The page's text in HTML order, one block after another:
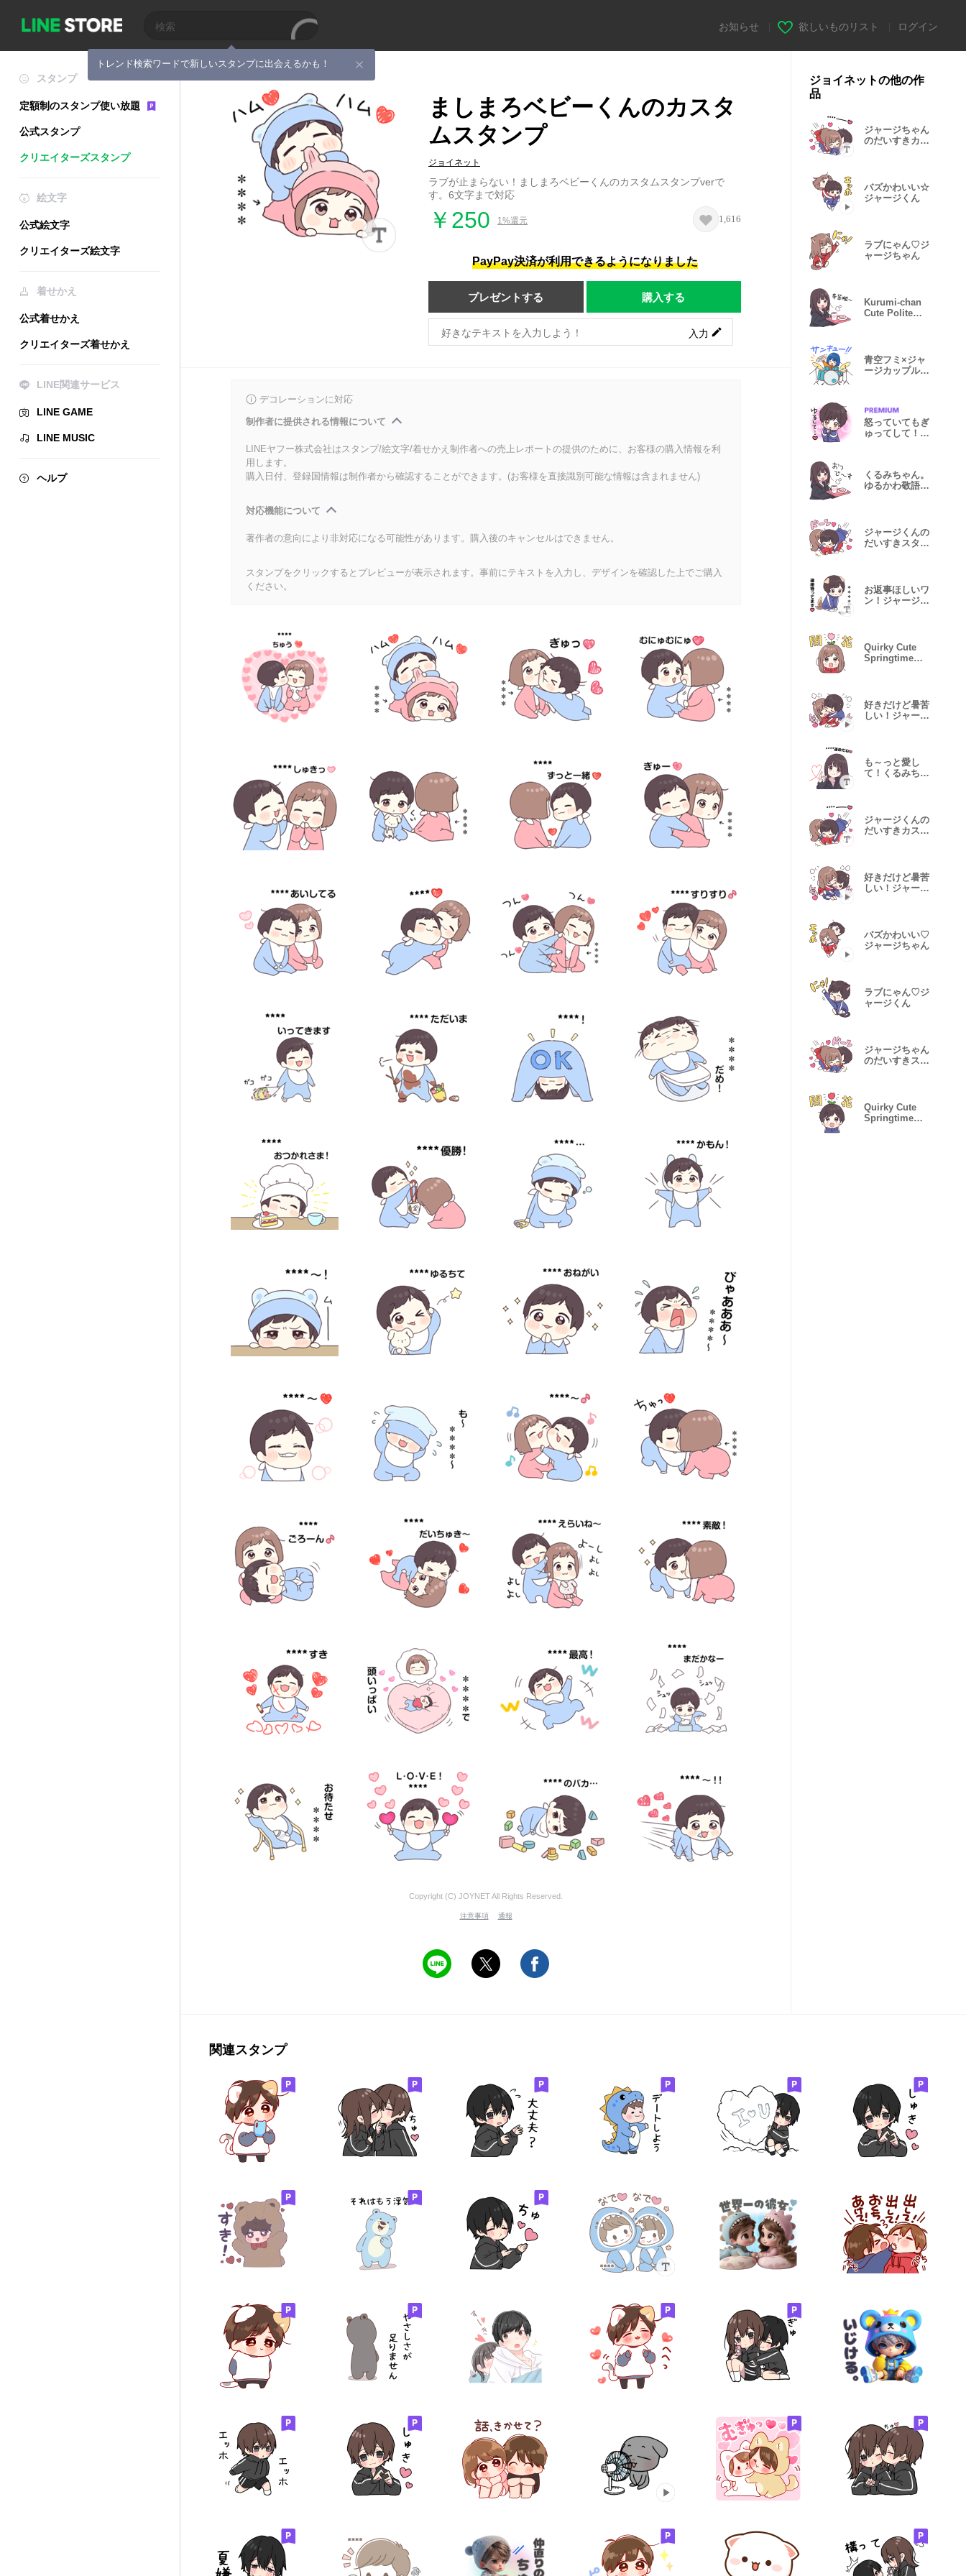
トレンド検索ワードで新しいスタンプに出会えるかも！
お知らせ 欲しいものリスト ログイン
スタンプ
定額制のスタンプ使い放題
公式スタンプ
クリエイターズスタンプ
絵文字
公式絵文字
クリエイターズ絵文字
着せかえ
公式着せかえ
クリエイターズ着せかえ
LINE関連サービス
LINE GAME
LINE MUSIC
ヘルプ
ましまろベビーくんのカスタ
ムスタンプ
ジョイネット
ラブが止まらない！ましまろベビーくんのカスタムスタンプverで
す。6文字まで対応
￥250 1%還元 1,616
PayPay決済が利用できるようになりました
プレゼントする 購入する
入力
デコレーションに対応
制作者に提供される情報について
LINEヤフー株式会社はスタンプ/絵文字/着せかえ制作者への売上レポートの提供のために、お客様の購入情報を利
用します。
購入日付、登録国情報は制作者から確認することができます。(お客様を直接識別可能な情報は含まれません)
対応機能について
著作者の意向により非対応になる可能性があります。購入後のキャンセルはできません。
スタンプをクリックするとプレビューが表示されます。事前にテキストを入力し、デザインを確認した上でご購入
ください。
Copyright (C) JOYNET All Rights Reserved.
注意事項 通報
ジョイネットの他の作
品
ジャージちゃん
のだいすきカス
バズかわいい☆
ジャージくん
ラブにゃん♡ジ
ャージちゃん
Kurumi-chan
Cute Polite
青空フミ×ジャ
ージカップルコ
怒っていてもぎ
ゅってして！ジ
くるみちゃん。
ゆるかわ敬語ス
ジャージくんの
だいすきスタン
お返事ほしいワ
ン！ジャージく
Quirky Cute
Springtime
好きだけど暑苦
しい！ジャージ
も～っと愛し
て！くるみちゃ
ジャージくんの
だいすきカスタ
好きだけど暑苦
しい！ジャージ
バズかわいい♡
ジャージちゃん
ラブにゃん♡ジ
ャージくん
ジャージちゃん
のだいすきスタ
Quirky Cute
Springtime
関連スタンプ